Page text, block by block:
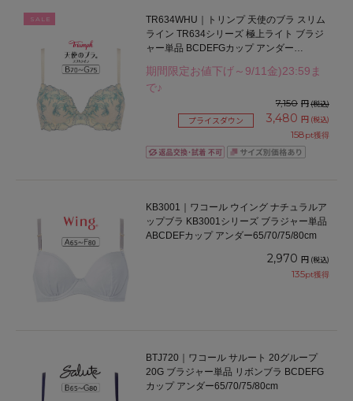
SALE
TR634WHU｜トリンプ 天使のブラ スリム
ライン TR634シリーズ 極上ライト ブラジ
ャー単品 BCDEFGカップ アンダー
期間限定お値下げ～9/11金)23:59ま
で♪
7,150 円(税込)
プライスダウン 3,480 円 (税込)
158pt獲得
KB3001｜ワコール ウイング ナチュラルア
ップブラ KB3001シリーズ ブラジャー単品
ABCDEFカップ アンダー65/70/75/80cm
2,970 円 (税込)
135pt獲得
BTJ720｜ワコール サルート 20グループ
20G ブラジャー単品 リボンブラ BCDEFG
カップ アンダー65/70/75/80cm